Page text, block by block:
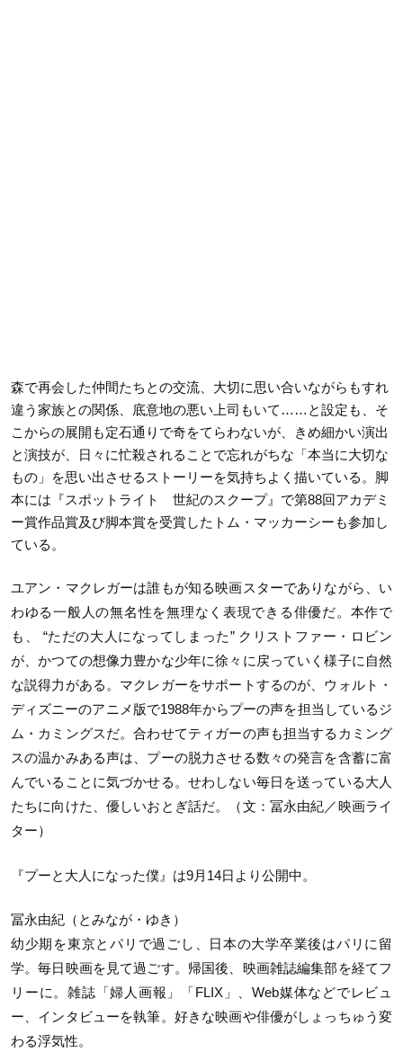
森で再会した仲間たちとの交流、大切に思い合いながらもすれ
違う家族との関係、底意地の悪い上司もいて……と設定も、そ
こからの展開も定石通りで奇をてらわないが、きめ細かい演出
と演技が、日々に忙殺されることで忘れがちな「本当に大切な
もの」を思い出させるストーリーを気持ちよく描いている。脚
本には『スポットライト 世紀のスクープ』で第88回アカデミ
ー賞作品賞及び脚本賞を受賞したトム・マッカーシーも参加し
ている。
ユアン・マクレガーは誰もが知る映画スターでありながら、い
わゆる一般人の無名性を無理なく表現できる俳優だ。本作で
も、 “ただの大人になってしまった” クリストファー・ロビン
が、かつての想像力豊かな少年に徐々に戻っていく様子に自然
な説得力がある。マクレガーをサポートするのが、ウォルト・
ディズニーのアニメ版で1988年からプーの声を担当しているジ
ム・カミングスだ。合わせてティガーの声も担当するカミング
スの温かみある声は、プーの脱力させる数々の発言を含蓄に富
んでいることに気づかせる。せわしない毎日を送っている大人
たちに向けた、優しいおとぎ話だ。（文：冨永由紀／映画ライ
ター）
『プーと大人になった僕』は9月14日より公開中。
冨永由紀（とみなが・ゆき）
幼少期を東京とパリで過ごし、日本の大学卒業後はパリに留
学。毎日映画を見て過ごす。帰国後、映画雑誌編集部を経てフ
リーに。雑誌「婦人画報」「FLIX」、Web媒体などでレビュ
ー、インタビューを執筆。好きな映画や俳優がしょっちゅう変
わる浮気性。